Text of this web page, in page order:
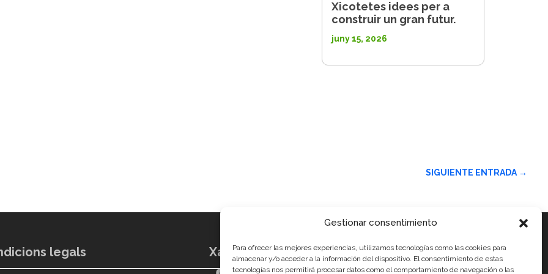
Gestionar consentimiento
Para ofrecer las mejores experiencias, utilizamos tecnologías como las cookies para
almacenar y/o acceder a la información del dispositivo. El consentimiento de estas
tecnologías nos permitirá procesar datos como el comportamiento de navegación o las
Xicotetes idees per a
construir un gran futur.
juny 15, 2026
SIGUIENTE ENTRADA →
legals Xarxes socials